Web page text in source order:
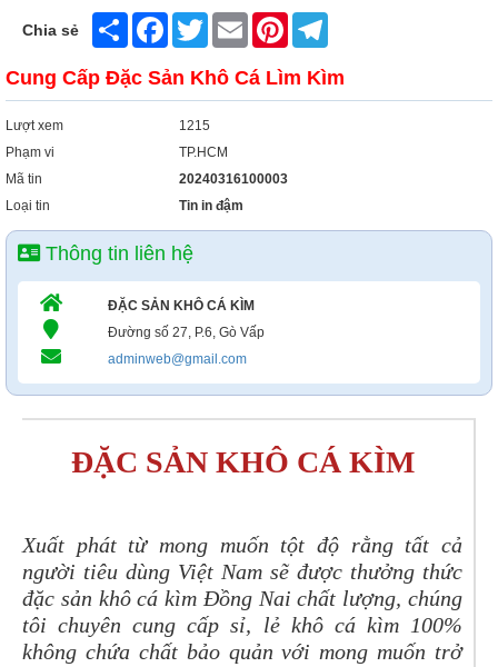
Chia sẻ Share FacebookTwitter Email Pinterest
Cung Cấp Đặc Sản Khô Cá Lìm Kìm
Lượt xem
1215
Phạm vi
TP.HCM
Mã tin
20240316100003
Loại tin
Tin in đậm
Thông tin liên hệ
ĐẶC SẢN KHÔ CÁ KÌM
Đường số 27, P.6, Gò Vấp
adminweb@gmail.com
ĐẶC SẢN KHÔ CÁ KÌM
Xuất phát từ mong muốn tột độ rằng tất cả
người tiêu dùng Việt Nam sẽ được thưởng thức
đặc sản khô cá kìm Đồng Nai chất lượng, chúng
tôi chuyên cung cấp sỉ, lẻ khô cá kìm 100%
không chứa chất bảo quản với mong muốn trở